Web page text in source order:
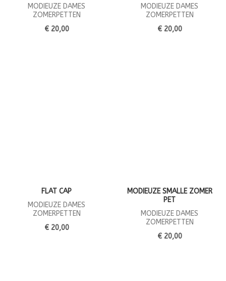
MODIEUZE DAMES
ZOMERPETTEN
€ 20,00
MODIEUZE DAMES
ZOMERPETTEN
€ 20,00
FLAT CAP
MODIEUZE DAMES
ZOMERPETTEN
€ 20,00
MODIEUZE SMALLE ZOMER
PET
MODIEUZE DAMES
ZOMERPETTEN
€ 20,00